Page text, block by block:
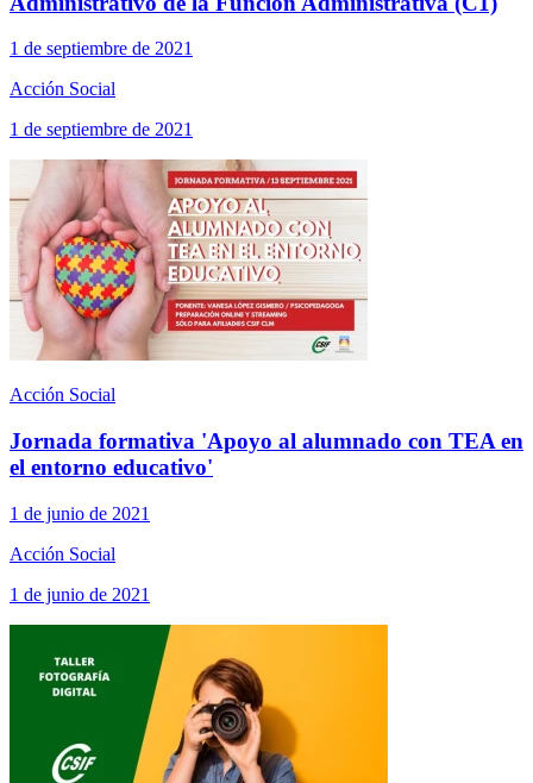
1 de septiembre de 2021
Acción Social
1 de septiembre de 2021
Acción Social
Jornada formativa 'Apoyo al alumnado con TEA en
el entorno educativo'
1 de junio de 2021
Acción Social
1 de junio de 2021